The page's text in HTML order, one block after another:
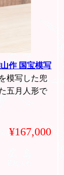
作 国宝模写
模写した兜
五月人形で
¥167,000